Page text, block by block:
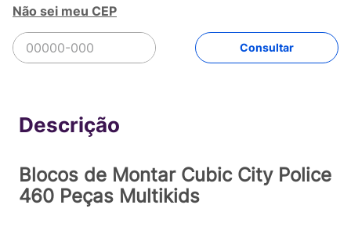
Não sei meu CEP
R$239,90
47
Blocos de Montar Cubic City Police
460 Peças Multikids